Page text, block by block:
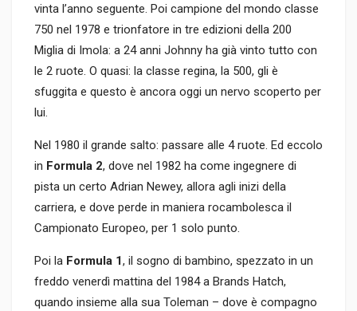
vinta l’anno seguente. Poi campione del mondo classe
750 nel 1978 e trionfatore in tre edizioni della 200
Miglia di Imola: a 24 anni Johnny ha già vinto tutto con
le 2 ruote. O quasi: la classe regina, la 500, gli è
sfuggita e questo è ancora oggi un nervo scoperto per
lui.
Nel 1980 il grande salto: passare alle 4 ruote. Ed eccolo
in Formula 2, dove nel 1982 ha come ingegnere di
pista un certo Adrian Newey, allora agli inizi della
carriera, e dove perde in maniera rocambolesca il
Campionato Europeo, per 1 solo punto.
Poi la Formula 1, il sogno di bambino, spezzato in un
freddo venerdì mattina del 1984 a Brands Hatch,
quando insieme alla sua Toleman – dove è compagno